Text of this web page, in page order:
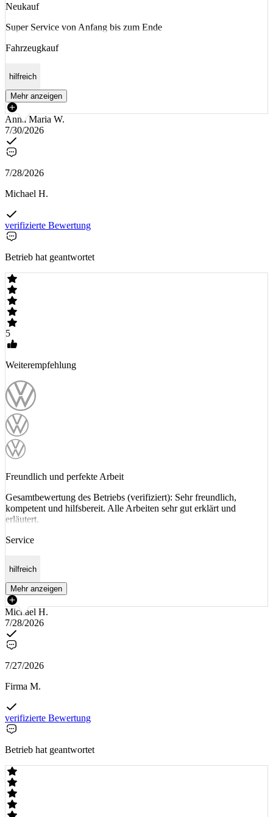
Neukauf
Super Service von Anfang bis zum Ende
Fahrzeugkauf
hilfreich
Mehr anzeigen
Anna Maria W.
7/30/2026
7/28/2026
Michael H.
verifizierte Bewertung
Betrieb hat geantwortet
5
Weiterempfehlung
Freundlich und perfekte Arbeit
Gesamtbewertung des Betriebs (verifiziert): Sehr freundlich,
kompetent und hilfsbereit. Alle Arbeiten sehr gut erklärt und
erläutert.
Service
hilfreich
Mehr anzeigen
Michael H.
7/28/2026
7/27/2026
Firma M.
verifizierte Bewertung
Betrieb hat geantwortet